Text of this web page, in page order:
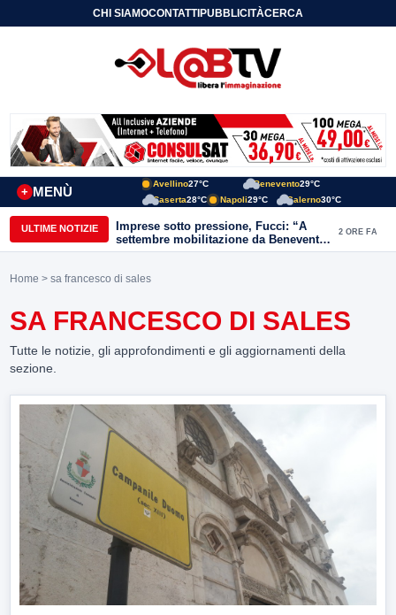
CHI SIAMOCONTATTIPUBBLICITÀCERCA
MENÙ
+
Avellino27°C Benevento29°C
Caserta28°C Napoli29°C Salerno30°C
ULTIME NOTIZIE
Imprese sotto pressione, Fucci: “A
settembre mobilitazione da Benevento
e Avellino”
2 ORE FA
Home > sa francesco di sales
SA FRANCESCO DI SALES
Tutte le notizie, gli approfondimenti e gli aggiornamenti della
sezione.